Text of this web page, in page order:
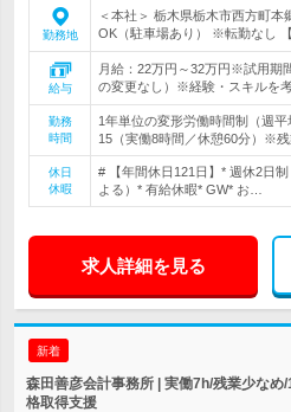
勤務地
＜本社＞ 栃木県栃木市西方町
OK（駐車場あり） ※転勤なし
給与
月給：22万円～32万円※試用期
の変更なし）※経験・スキルを
勤務
時間
1年単位の変形労働時間制（週
15（実働8時間／休憩60分）※残
休日
休暇
# 【年間休日121日】* 週休2日
よる）* 有給休暇* GW* お…
求人詳細を見る
新着
森田善彦会計事務所 | 実働7h/残業少な
格取得支援